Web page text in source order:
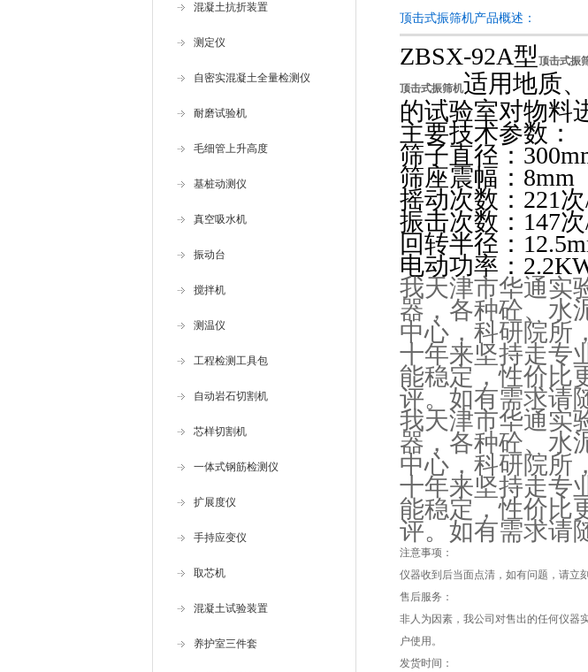
混凝土抗折装置
测定仪
自密实混凝土全量检测仪
耐磨试验机
毛细管上升高度
基桩动测仪
真空吸水机
振动台
搅拌机
测温仪
工程检测工具包
自动岩石切割机
芯样切割机
一体式钢筋检测仪
扩展度仪
手持应变仪
取芯机
混凝土试验装置
养护室三件套
顶击式振筛机产品概述：
ZBSX-92A型 顶击式振
顶击式振筛机适用地质
的试验室对物料
主要技术参数：
筛子直径：
筛座震幅：8mm
摇动次数：221
振击次数：147
回转半径：
电动功率：
我天津市华通实
器，各种砼、水
中心，科研院所
十年来坚持走专
能稳定，性价比
评。如有需求请
我天津市华通实
器，各种砼、水
中心，科研院所
十年来坚持走专
能稳定，性价比
评。如有需求请
注意事项：
仪器收到后当面点清，如有问题，请立
售后服务：
非人为因素，我公司对售出的任何仪器
户使用。
发货时间：